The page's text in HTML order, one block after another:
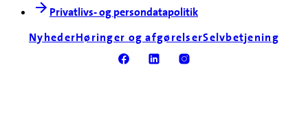
Privatlivs- og persondatapolitik
NyhederHøringer og afgørelserSelvbetjening